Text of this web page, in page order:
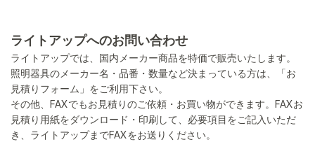
ライトアップへのお問い合わせ
ライトアップでは、国内メーカー商品を特価で販売いたします。
照明器具のメーカー名・品番・数量など決まっている方は、「お
見積りフォーム」をご利用下さい。
その他、FAXでもお見積りのご依頼・お買い物ができます。FAXお
見積り用紙をダウンロード・印刷して、必要項目をご記入いただ
き、ライトアップまでFAXをお送りください。